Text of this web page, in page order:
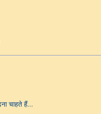
चाहते हैं…